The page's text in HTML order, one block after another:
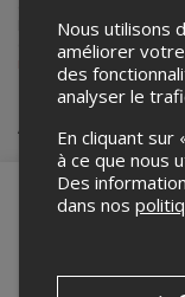
Pour plus
contacter
nspw@live.ca .
Achat de
Nous utilisons
améliorer
des
analyser le
En cliquant sur
à ce que nous
Des
dans nos